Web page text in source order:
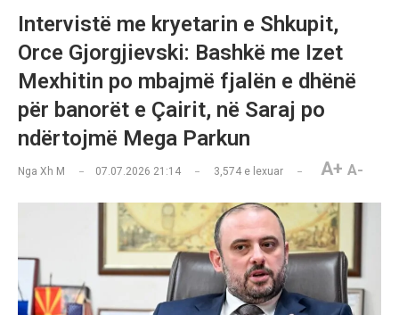
Intervistë me kryetarin e Shkupit,
Orce Gjorgjievski: Bashkë me Izet
Mexhitin po mbajmë fjalën e dhënë
për banorët e Çairit, në Saraj po
ndërtojmë Mega Parkun
Nga Xh M 07.07.2026 21:14 3,574 e lexuar A+ A-